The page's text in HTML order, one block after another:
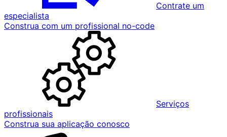
Contrate um
especialista
Construa com um profissional no-code
Serviços
profissionais
Construa sua aplicação conosco